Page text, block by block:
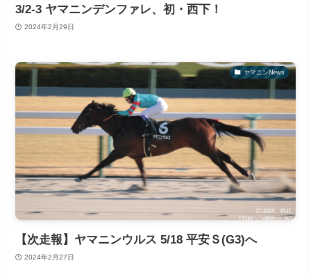
3/2-3 ヤマニンデンファレ、初・西下！
2024年2月29日
ヤマニンNews
【次走報】ヤマニンウルス 5/18 平安Ｓ(G3)へ
2024年2月27日